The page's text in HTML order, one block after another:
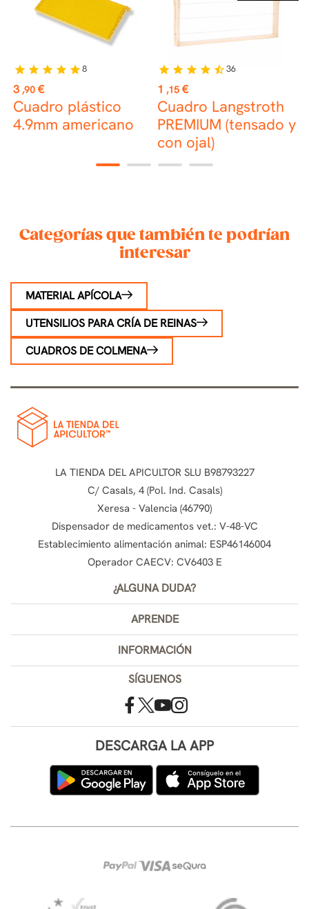
Precio
3 ,90 €
Cuadro plástico
4.9mm americano
star star star star star8
Precio
1 ,15 €
Cuadro Langstroth
PREMIUM (tensado y
con ojal)
star star star star star_half36
1 2 3 4
Categorías que también te podrían
interesar
MATERIAL APÍCOLA
UTENSILIOS PARA CRÍA DE REINAS
CUADROS DE COLMENA
LA TIENDA DEL APICULTOR SLU B98793227
C/ Casals, 4 (Pol. Ind. Casals)
Xeresa - Valencia (46790)
Dispensador de medicamentos vet.: V-48-VC
Establecimiento alimentación animal: ESP46146004
Operador CAECV: CV6403 E
¿ALGUNA DUDA?
APRENDE
INFORMACIÓN
SÍGUENOS
DESCARGA LA APP